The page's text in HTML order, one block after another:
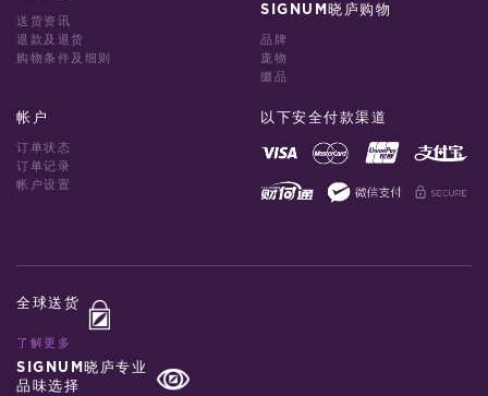
送货资讯
退款及退货
购物条件及细则
SIGNUM晓庐购物
品牌
庞物
缀品
帐户
订单状态
订单记录
帐户设置
以下安全付款渠道
全球送货
了解更多
SIGNUM晓庐专业
品味选择